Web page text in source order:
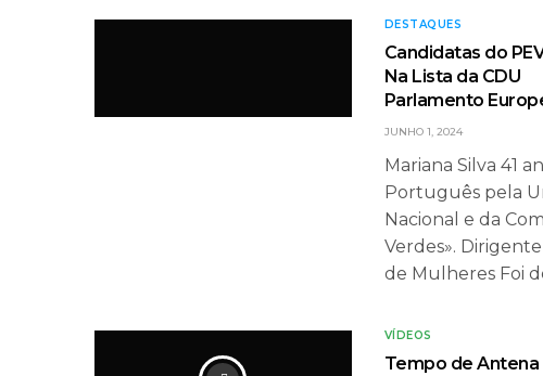
DESTAQUES
Candidatas do
Na Lista da CDU
Parlamento
JUNHO 1, 2024
Mariana Silva 41
Português pela
Nacional e da
Verdes».
de Mulheres Foi
VÍDEOS
Tempo de Antena